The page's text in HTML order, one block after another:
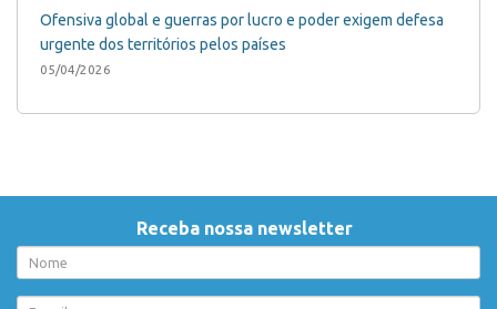
Ofensiva global e guerras por lucro e poder exigem defesa
urgente dos territórios pelos países
05/04/2026
Receba nossa newsletter